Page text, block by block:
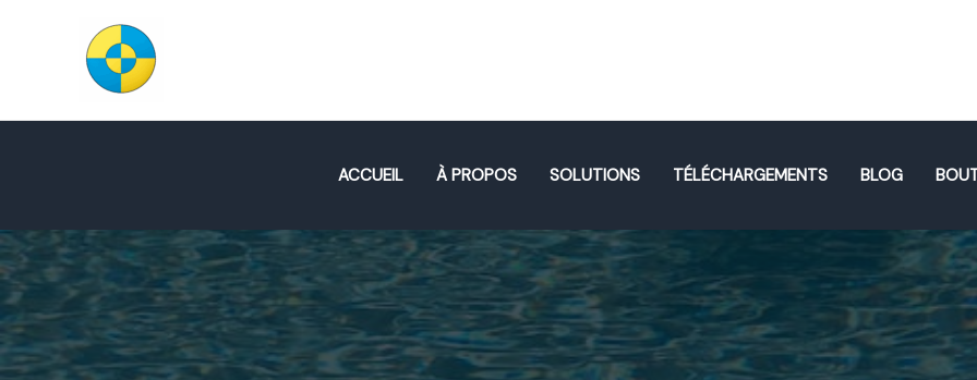
ACCUEIL À PROPOS SOLUTIONS TÉLÉCHARGEMENTS BLOG